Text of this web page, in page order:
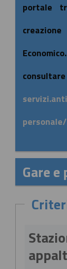
portale
personale/
Gare